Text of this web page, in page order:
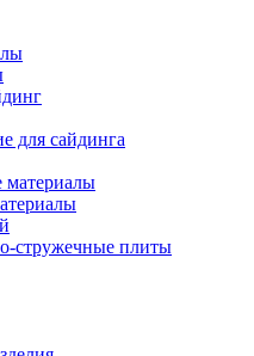
для сайдинга
стружечные плиты